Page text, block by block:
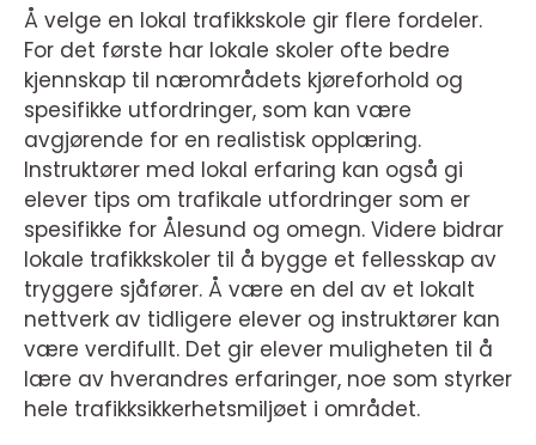
Å velge en lokal trafikkskole gir flere fordeler.
For det første har lokale skoler ofte bedre
kjennskap til nærområdets kjøreforhold og
spesifikke utfordringer, som kan være
avgjørende for en realistisk opplæring.
Instruktører med lokal erfaring kan også gi
elever tips om trafikale utfordringer som er
spesifikke for Ålesund og omegn. Videre bidrar
lokale trafikkskoler til å bygge et fellesskap av
tryggere sjåfører. Å være en del av et lokalt
nettverk av tidligere elever og instruktører kan
være verdifullt. Det gir elever muligheten til å
lære av hverandres erfaringer, noe som styrker
hele trafikksikkerhetsmiljøet i området.